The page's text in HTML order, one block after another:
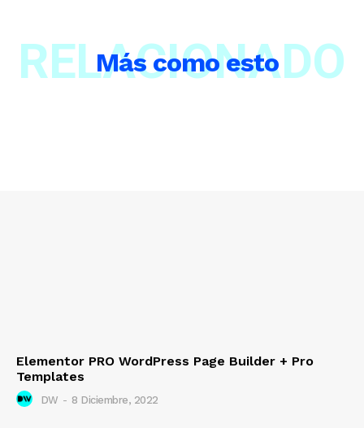
Más como esto
RELACIONADO
Elementor PRO WordPress Page Builder + Pro
Templates
DW - 8 Diciembre, 2022